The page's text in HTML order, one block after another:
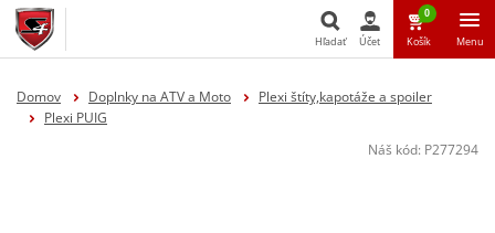
Hľadať
Hľadať Účet
0
Košík Menu
Domov Doplnky na ATV a Moto
Plexi štíty,kapotáže a spoiler
Plexi PUIG
Náš kód: P277294